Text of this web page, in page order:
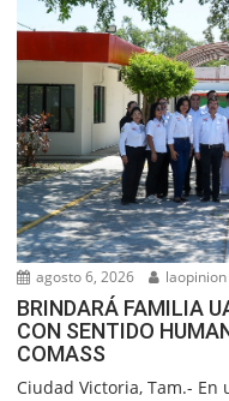
agosto 6, 2026 laopinion
BRINDARÁ FAMILIA
CON SENTIDO
COMASS
Ciudad Victoria, Tam.-